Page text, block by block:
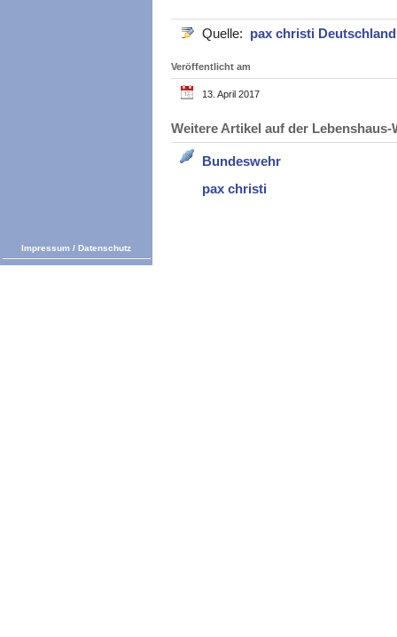
Quelle: pax christi
Veröffentlicht am
13. April 2017
Weitere Artikel auf der
Bundeswehr
pax christi
Impressum / Datenschutz